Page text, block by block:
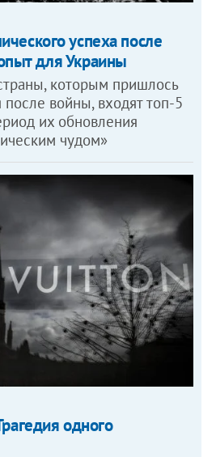
успеха после
для Украины
которым пришлось
после войны, входят топ-5
их обновления
чудом»
одного